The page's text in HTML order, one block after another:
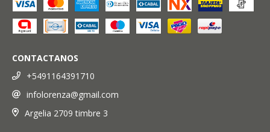
CONTACTANOS
+5491164391710
infolorenza@gmail.com
Argelia 2709 timbre 3